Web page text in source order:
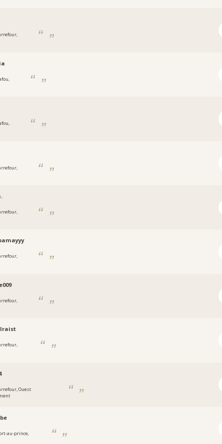
Ouest
au-prince,